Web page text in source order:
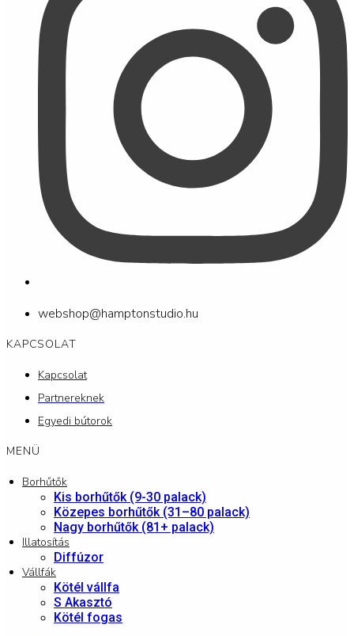
webshop@hamptonstudio.hu
KAPCSOLAT
Kapcsolat
Partnereknek
Egyedi bútorok
MENÜ
Borhűtők
Kis borhűtők (9-30 palack)
Közepes borhűtők (31–80 palack)
Nagy borhűtők (81+ palack)
Illatosítás
Diffúzor
Vállfák
Kötél vállfa
S Akasztó
Kötél fogas